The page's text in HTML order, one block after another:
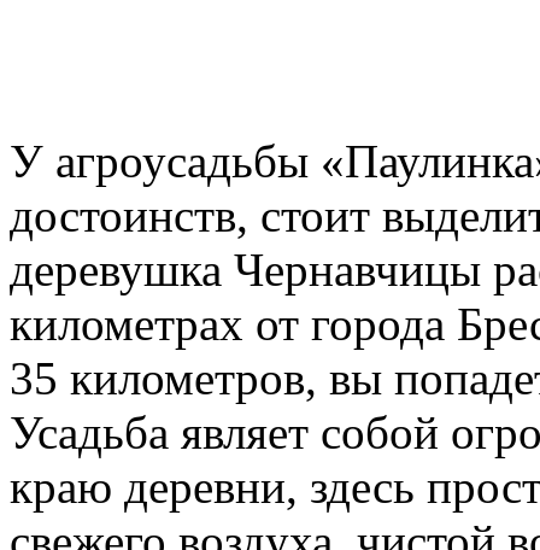
У агроусадьбы
достоинств, стоит
деревушка Чернавчицы
километрах от города
35 километров, вы
Усадьба являет собой
краю деревни, здесь